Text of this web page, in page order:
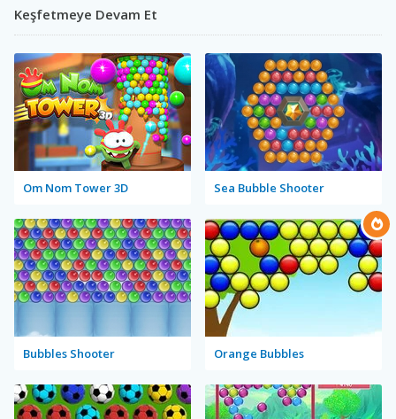
Keşfetmeye Devam Et
Om Nom Tower 3D Sea Bubble Shooter
Bubbles Shooter Orange Bubbles